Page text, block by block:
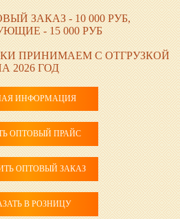
ЗАКАЗ - 10 000 РУБ,
- 15 000 РУБ
ПРИНИМАЕМ С ОТГРУЗКОЙ
2026 ГОД
ИНФОРМАЦИЯ
ОПТОВЫЙ ПРАЙС
ОПТОВЫЙ ЗАКАЗ
В РОЗНИЦУ